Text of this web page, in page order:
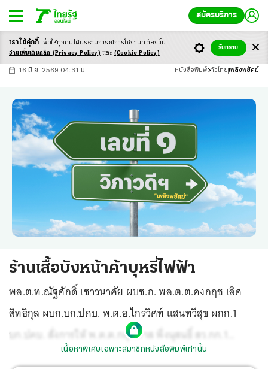
สมัครบริการ
-ก ก ก+
16 มิ.ย. 2569 04:31 น. หนังสือพิมพ์ ทั่วไทย เพลิงพยัคฆ์
ร้านเสื้อบังหน้าค้าบุหรี่ไฟฟ้า
พล.ต.ท.ณัฐศักดิ์ เชาวนาศัย ผบช.ก. พล.ต.ต.คงกฤช เลิศ
สิทธิกุล ผบก.บก.ปคบ. พ.ต.อ.ไกรวิศท์ แสนทวีสุข ผกก.1
บก.ปคบ. สั่งการให้ พ.ต.ต.กฤตภาส พึ่งนุสนธิ์ สว.กก.1
บก.ปคบ. ขอหมายศาลเนื้อหาพิเศษเฉพาะสมาชิกหนังสือพิมพ์เท่านั้น
เราใช้คุ้กกี้ เพื่อให้ทุกคนได้ประสบการณ์การใช้งานที่ดียิ่งขึ้น
อ่านเพิ่มเติมคลิก (Privacy Policy) และ (Cookie Policy)
รับทราบ